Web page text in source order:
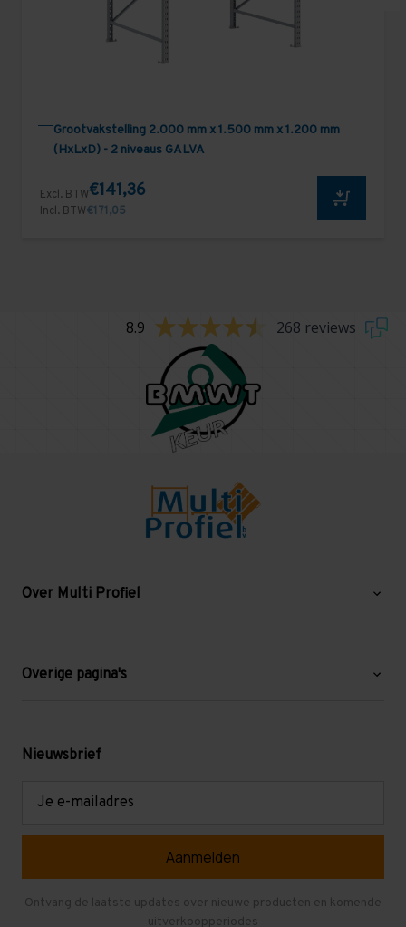
Grootvakstelling 2.000 mm x 1.500 mm x 1.200 mm
(HxLxD) - 2 niveaus GALVA
Excl. BTW€141,36
Incl. BTW€171,05
8.9 268 reviews
Over Multi Profiel
Blog
Levering en afhalen
Overige pagina's
Mezzanine
Gebruikte entresolvloeren
Nieuwsbrief
Ontvang de laatste updates over nieuwe producten en komende
uitverkoopperiodes